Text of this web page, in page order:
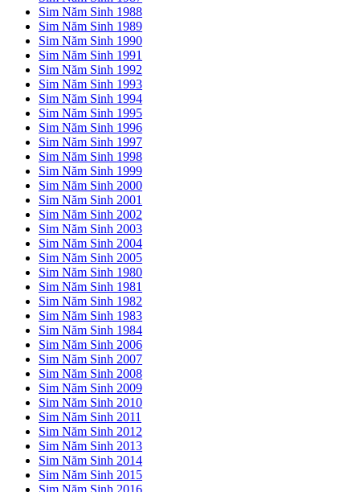
Sim Năm Sinh 1988
Sim Năm Sinh 1989
Sim Năm Sinh 1990
Sim Năm Sinh 1991
Sim Năm Sinh 1992
Sim Năm Sinh 1993
Sim Năm Sinh 1994
Sim Năm Sinh 1995
Sim Năm Sinh 1996
Sim Năm Sinh 1997
Sim Năm Sinh 1998
Sim Năm Sinh 1999
Sim Năm Sinh 2000
Sim Năm Sinh 2001
Sim Năm Sinh 2002
Sim Năm Sinh 2003
Sim Năm Sinh 2004
Sim Năm Sinh 2005
Sim Năm Sinh 1980
Sim Năm Sinh 1981
Sim Năm Sinh 1982
Sim Năm Sinh 1983
Sim Năm Sinh 1984
Sim Năm Sinh 2006
Sim Năm Sinh 2007
Sim Năm Sinh 2008
Sim Năm Sinh 2009
Sim Năm Sinh 2010
Sim Năm Sinh 2011
Sim Năm Sinh 2012
Sim Năm Sinh 2013
Sim Năm Sinh 2014
Sim Năm Sinh 2015
Sim Năm Sinh 2016